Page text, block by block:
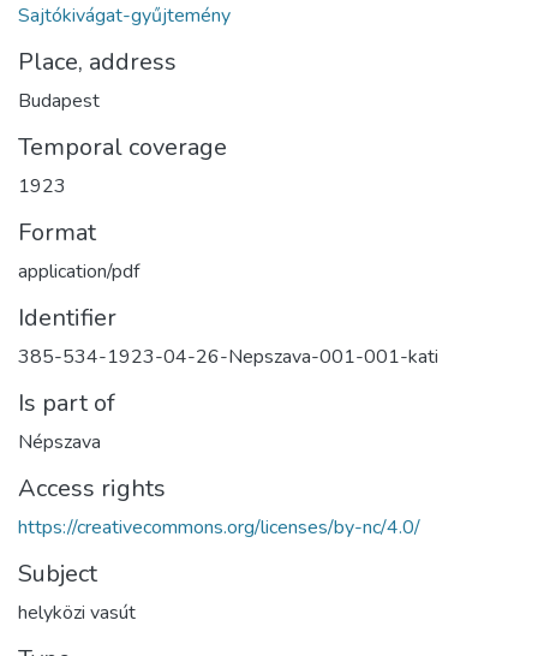
Sajtókivágat-gyűjtemény
Place, address
Budapest
Temporal coverage
1923
Format
application/pdf
Identifier
385-534-1923-04-26-Nepszava-001-001-kati
Is part of
Népszava
Access rights
https://creativecommons.org/licenses/by-nc/4.0/
Subject
helyközi vasút